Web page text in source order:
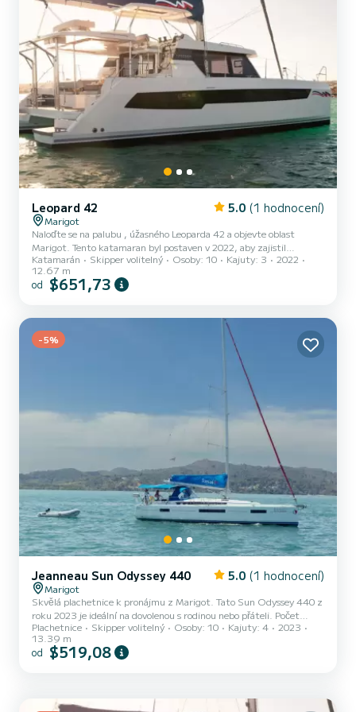
Leopard 42 5.0 (1 hodnocení)
Marigot
Naloďte se na palubu , úžasného Leoparda 42 a objevte oblast
Marigot. Tento katamaran byl postaven v 2022, aby zajistil
naprosté pohodlí a výkon na moři. Loď má 3 plně vybavené kajuty a
kapacitu 8 osob. S celkovou délkou 13 metrů bude vaším nejlepším
spojencem pro strávení výjimečné dovolené na vodě v okolí Marigot
vám s našimi nejlepšími nabídkami.
Katamarán Skipper volitelný Osoby: 10 Kajuty: 3
2022
12.67 m
od $651,73
-5%
Jeanneau Sun Odyssey 440 5.0 (1 hodnocení)
Marigot
Skvělá plachetnice k pronájmu z Marigot. Tato Sun Odyssey 440 z
roku 2023 je ideální na dovolenou s rodinou nebo přáteli. Počet
komfortních kajut: 4 a počet osob na lodi: 10. S celkovou délkou13
m a výkonem HP bude tato loď vaším nejlepším společníkem na
nezapomenutelné dovolené v okolí Marigot Pro vaše pohodlí má 2
Plachetnice Skipper volitelný Osoby: 10 Kajuty: 4
2023
13.39 m
od $519,08